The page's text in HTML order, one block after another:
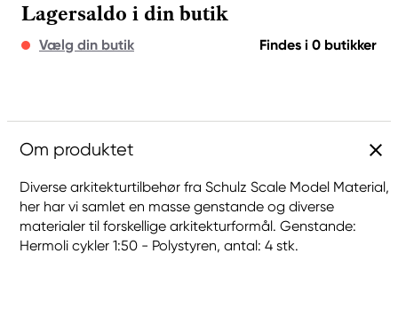
Lagersaldo i din butik
Vælg din butik Findes i 0 butikker
Om produktet
Diverse arkitekturtilbehør fra Schulz Scale Model Material,
her har vi samlet en masse genstande og diverse
materialer til forskellige arkitekturformål. Genstande:
Hermoli cykler 1:50 - Polystyren, antal: 4 stk.